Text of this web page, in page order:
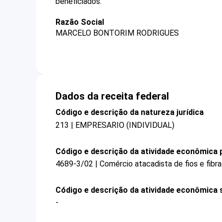
Razão Social
MARCELO BONTORIM RODRIGUES
Dados da receita federal
Código e descrição da natureza jurídica
213 | EMPRESARIO (INDIVIDUAL)
Código e descrição da atividade econômica
4689-3/02 | Comércio atacadista de fios e
Código e descrição da atividade econômica
-